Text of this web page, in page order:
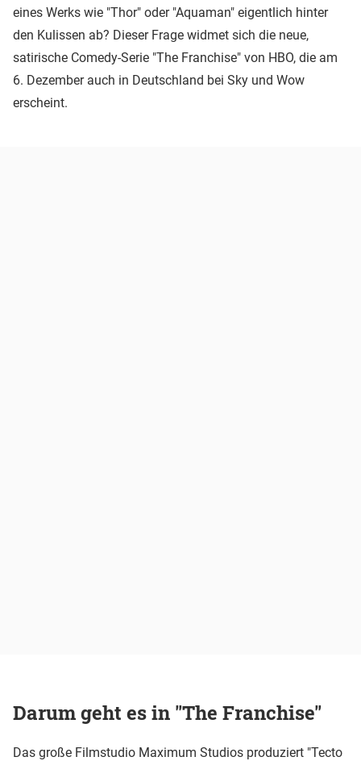
eines Werks wie "Thor" oder "Aquaman" eigentlich hinter
den Kulissen ab? Dieser Frage widmet sich die neue,
satirische Comedy-Serie "The Franchise" von HBO, die am
6. Dezember auch in Deutschland bei Sky und Wow
erscheint.
Darum geht es in "The Franchise"
Das große Filmstudio Maximum Studios produziert "Tecto